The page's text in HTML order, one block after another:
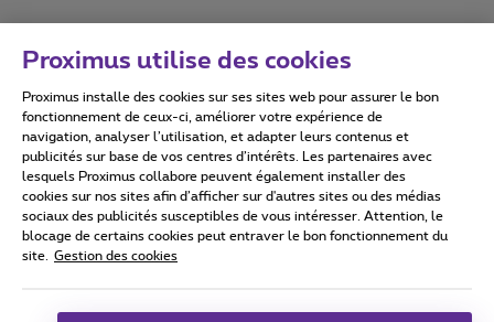
Conditions d'utilisation Accessibility statement
Tous droits réservés. © 2026 Proximus
Conditions générales, info consommateur
Proximus utilise des cookies
Proximus installe des cookies sur ses sites web pour assurer le bon
fonctionnement de ceux-ci, améliorer votre expérience de
navigation, analyser l’utilisation, et adapter leurs contenus et
publicités sur base de vos centres d’intérêts. Les partenaires avec
lesquels Proximus collabore peuvent également installer des
cookies sur nos sites afin d’afficher sur d'autres sites ou des médias
sociaux des publicités susceptibles de vous intéresser. Attention, le
blocage de certains cookies peut entraver le bon fonctionnement du
site.
Gestion des cookies